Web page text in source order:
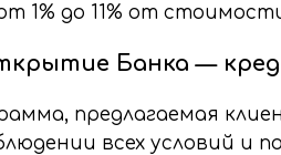
1% до 11% от
Банка —
предлагаемая
всех условий и